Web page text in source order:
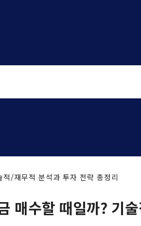
/재무적 분석과 투자 전략 총정리
매수할 때일까? 기